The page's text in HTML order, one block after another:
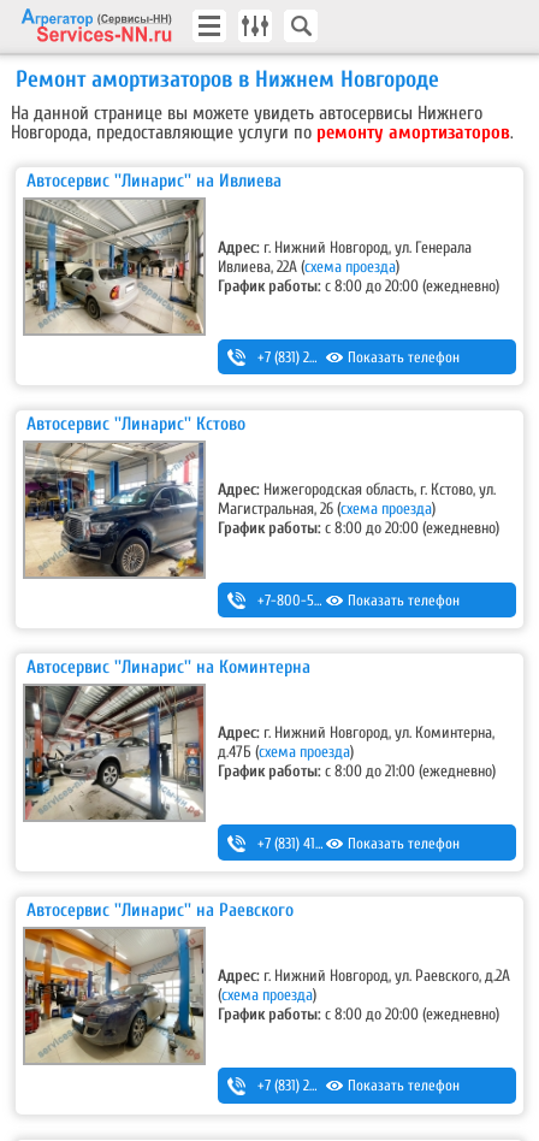
Ремонт амортизаторов в Нижнем Новгороде
На данной странице вы можете увидеть автосервисы Нижнего
Новгорода, предоставляющие услуги по ремонту амортизаторов.
Автосервис ''Линарис'' на Ивлиева
Адрес: г. Нижний Новгород, ул. Генерала
Ивлиева, 22А(схема проезда)
График работы:с 8:00 до 20:00 (ежедневно)
+7 (831) 266-00-13 Показать телефон
Автосервис ''Линарис'' Кстово
Адрес: Нижегородская область, г. Кстово, ул.
Магистральная, 26(схема проезда)
График работы:с 8:00 до 20:00 (ежедневно)
+7-800-500-32-89 ,+7 (831) 232-40-20
Показать телефон
Автосервис ''Линарис'' на Коминтерна
Адрес: г. Нижний Новгород, ул. Коминтерна,
д.47Б (схема проезда)
График работы:с 8:00 до 21:00 (ежедневно)
+7 (831) 411-15-14 ,+7 (831) 411-15-24
Показать телефон
Автосервис ''Линарис'' на Раевского
Адрес: г. Нижний Новгород, ул. Раевского, д.2А
(схема проезда)
График работы:с 8:00 до 20:00 (ежедневно)
+7 (831) 297-27-05 Показать телефон